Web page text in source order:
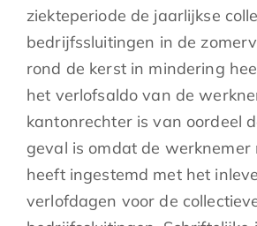
ziekteperiode de jaarlijkse
bedrijfssluitingen in de
rond de kerst in mindering
het verlofsaldo van de
kantonrechter is van oordeel
geval is omdat de werknemer
heeft ingestemd met het
verlofdagen voor de